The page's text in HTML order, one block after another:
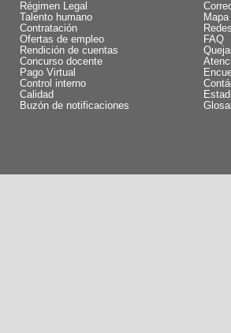
Régimen Legal
Talento humano
Contratación
Ofertas de empleo
Rendición de cuentas
Concurso docente
Pago Virtual
Control interno
Calidad
Buzón de notificaciones
FAQ